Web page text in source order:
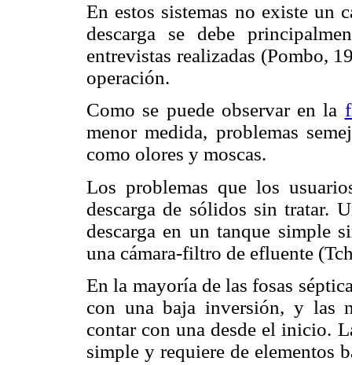
En estos sistemas no existe un
descarga se debe
entrevistas realizadas (Pombo,
operación.
Como se puede observar en la
menor medida, problemas
como olores y moscas.
Los problemas que los
descarga de sólidos sin tratar.
descarga en un tanque simple
una cámara-filtro de efluente
En la mayoría de las fosas
con una baja inversión, y las
contar con una desde el inicio.
simple y requiere de elementos